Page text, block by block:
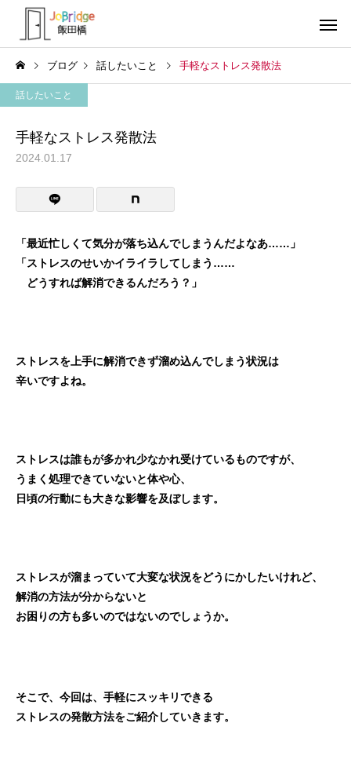
利用者の声
働き続けるための土台 全力禁止のススメ
ブログ 話したいこと 手軽なストレス発散法
話したいこと
手軽なストレス発散法
2024.01.17
「最近忙しくて気分が落ち込んでしまうんだよなあ……」
「ストレスのせいかイライラしてしまう……
どうすれば解消できるんだろう？」
ストレスを上手に解消できず溜め込んでしまう状況は
辛いですよね。
ストレスは誰もが多かれ少なかれ受けているものですが、
うまく処理できていないと体や心、
日頃の行動にも大きな影響を及ぼします。
ストレスが溜まっていて大変な状況をどうにかしたいけれど、
解消の方法が分からないと
お困りの方も多いのではないのでしょうか。
そこで、今回は、手軽にスッキリできる
ストレスの発散方法をご紹介していきます。